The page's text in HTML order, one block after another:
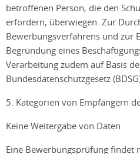
betroffenen Person, die den
erfordern, überwiegen. Zur
Bewerbungsverfahrens und zur
Begründung eines
Verarbeitung zudem auf Basis
Bundesdatenschutzgesetz
5. Kategorien von Empfängern
Keine Weitergabe von Daten
Eine Bewerbungsprüfung findet